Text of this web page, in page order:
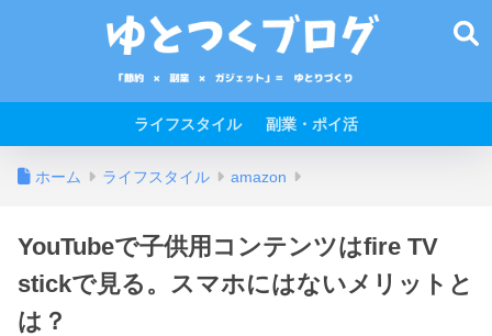
ライフスタイル 副業・ポイ活
ホーム ライフスタイル amazon
YouTubeで子供用コンテンツはfire TV
stickで見る。スマホにはないメリットと
は？